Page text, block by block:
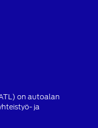
on autoalan
ja